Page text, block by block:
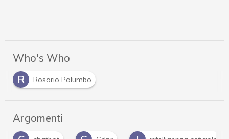
Who's Who
R
Rosario Palumbo
Argomenti